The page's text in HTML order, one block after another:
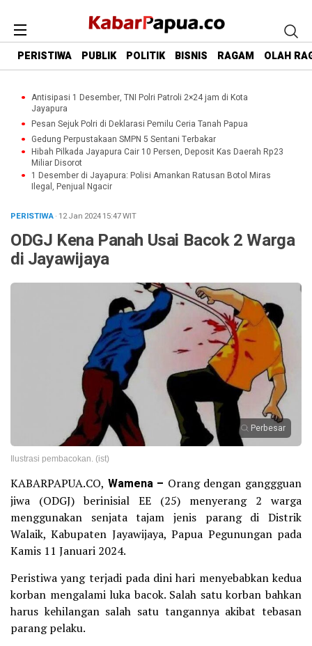
PERISTIWA PUBLIK POLITIK BISNIS RAGAM OLAH
Antisipasi 1 Desember, TNI Polri Patroli 2×24 jam di Kota
Jayapura
Pesan Sejuk Polri di Deklarasi Pemilu Ceria Tanah Papua
Gedung Perpustakaan SMPN 5 Sentani Terbakar
Hibah Pilkada Jayapura Cair 10 Persen, Deposit Kas Daerah Rp23
Miliar Disorot
1 Desember di Jayapura: Polisi Amankan Ratusan Botol Miras
Ilegal, Penjual Ngacir
PERISTIWA· 12 Jan 202415:47WIT
ODGJ Kena Panah Usai Bacok 2 Warga
di Jayawijaya
Perbesar
Ilustrasi pembacokan. (ist)
KABARPAPUA.CO, Wamena – Orang dengan ganggguan
jiwa (ODGJ) berinisial EE (25) menyerang 2 warga
menggunakan senjata tajam jenis parang di Distrik
Walaik, Kabupaten Jayawijaya, Papua Pegunungan pada
Kamis 11 Januari 2024.
Peristiwa yang terjadi pada dini hari menyebabkan kedua
korban mengalami luka bacok. Salah satu korban bahkan
harus kehilangan salah satu tangannya akibat tebasan
parang pelaku.